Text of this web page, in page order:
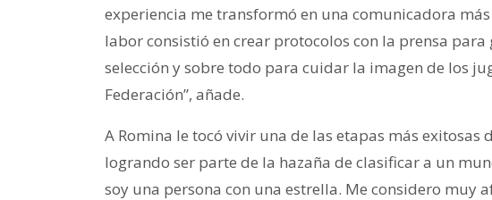
experiencia me transformó en una comunicadora
labor consistió en crear protocolos con la prensa
selección y sobre todo para cuidar la imagen de los
Federación”, añade.
A Romina le tocó vivir una de las etapas más exitosas
logrando ser parte de la hazaña de clasificar a un
soy una persona con una estrella. Me considero muy